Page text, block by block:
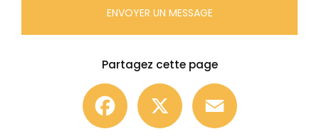
ENVOYER UN MESSAGE
Partagez cette page
Facebook